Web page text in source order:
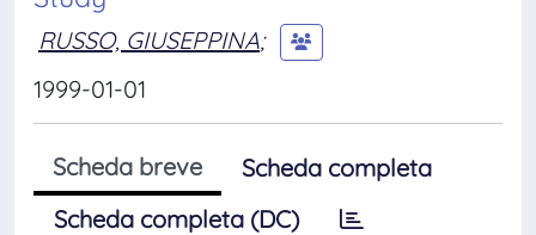
RUSSO, GIUSEPPINA;
1999-01-01
Scheda breve
Scheda completa
Scheda completa (DC)